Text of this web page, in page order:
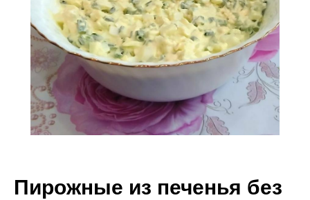
Пирожные из печенья без